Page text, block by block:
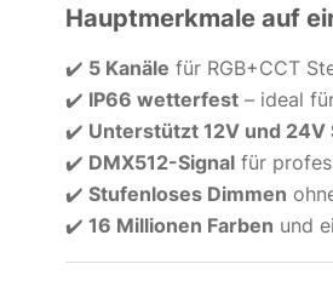
Hauptmerkmale auf
✔️ 5 Kanäle für RGB+CCT
✔️ IP66 wetterfest – ideal
✔️ Unterstützt 12V und 24V
✔️ DMX512-Signal für
✔️ Stufenloses Dimmen
✔️ 16 Millionen Farben und